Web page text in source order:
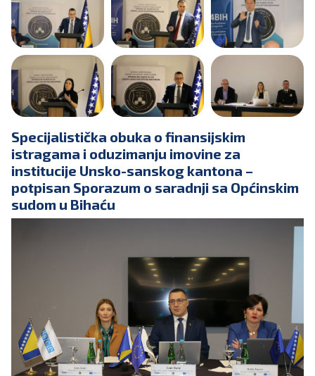
Specijalistička obuka o finansijskim
istragama i oduzimanju imovine za
institucije Unsko-sanskog kantona –
potpisan Sporazum o saradnji sa Općinskim
sudom u Bihaću